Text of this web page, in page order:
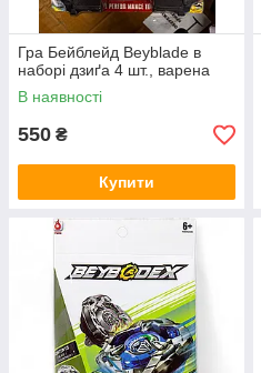
Гра Бейблейд Beyblade в
наборі дзиґа 4 шт., варена
В наявності
550 ₴
Купити